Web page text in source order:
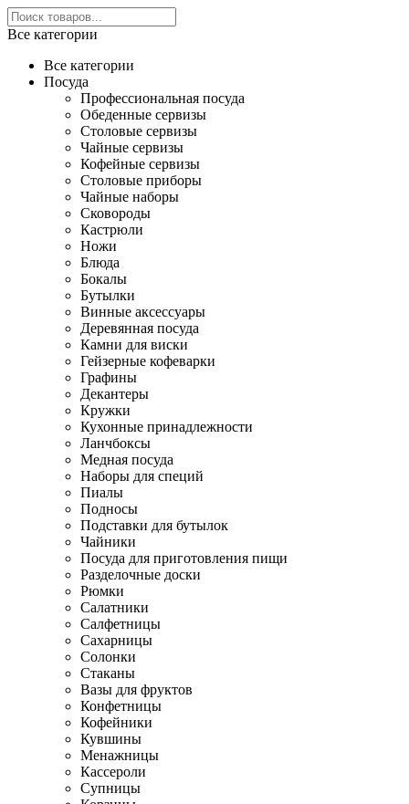
Все категории
Все категории
Посуда
Профессиональная посуда
Обеденные сервизы
Столовые сервизы
Чайные сервизы
Кофейные сервизы
Столовые приборы
Чайные наборы
Сковороды
Кастрюли
Ножи
Блюда
Бокалы
Бутылки
Винные аксессуары
Деревянная посуда
Камни для виски
Гейзерные кофеварки
Графины
Декантеры
Кружки
Кухонные принадлежности
Ланчбоксы
Медная посуда
Наборы для специй
Пиалы
Подносы
Подставки для бутылок
Чайники
Посуда для приготовления пищи
Разделочные доски
Рюмки
Салатники
Салфетницы
Сахарницы
Солонки
Стаканы
Вазы для фруктов
Конфетницы
Кофейники
Кувшины
Менажницы
Кассероли
Супницы